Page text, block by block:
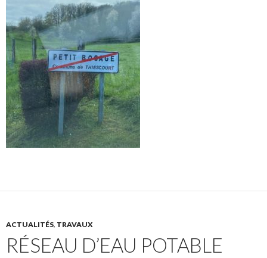
ACTUALITÉS, TRAVAUX
RÉSEAU D’EAU POTABLE